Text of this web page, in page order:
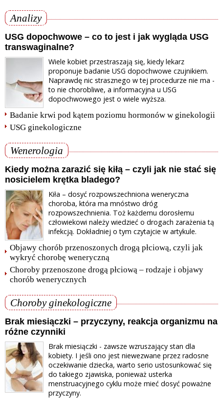
Analizy
USG dopochwowe – co to jest i jak wygląda USG
transwaginalne?
Wiele kobiet przestraszają się, kiedy lekarz
proponuje badanie USG dopochwowe czujnikiem.
Naprawdę nic strasznego w tej procedurze nie ma -
to nie chorobliwe, a informacyjna u USG
dopochwowego jest o wiele wyższa.
Badanie krwi pod kątem poziomu hormonów w ginekologii
USG ginekologiczne
Wenerologia
Kiedy można zarazić się kiłą – czyli jak nie stać się
nosicielem krętka bladego?
Kiła – dosyć rozpowszechniona weneryczna
choroba, która ma mnóstwo dróg
rozpowszechnienia. Toż każdemu dorosłemu
człowiekowi należy wiedzieć o drogach zarażenia tą
infekcją. Dokładniej o tym czytajcie w artykule.
Objawy chorób przenoszonych drogą płciową, czyli jak
wykryć chorobę weneryczną
Choroby przenoszone drogą płciową – rodzaje i objawy
chorób wenerycznych
Choroby ginekologiczne
Brak miesiączki – przyczyny, reakcja organizmu na
różne czynniki
Brak miesiączki - zawsze wzruszający stan dla
kobiety. I jeśli ono jest niewezwane przez radosne
oczekiwanie dziecka, warto serio ustosunkować się
do takiego zjawiska, ponieważ usterka
menstruacyjnego cyklu może mieć dosyć poważne
przyczyny.